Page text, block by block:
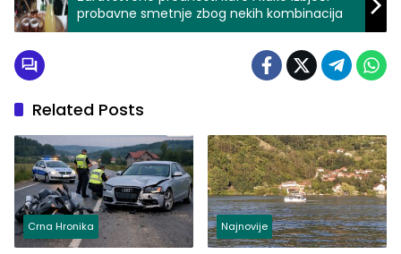
probavne smetnje zbog nekih kombinacija
Related Posts
Crna Hronika Najnovije